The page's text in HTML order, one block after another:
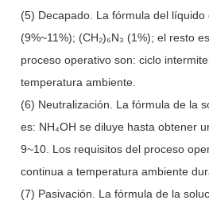
(5) Decapado. La fórmula del
(9%~11%); (CH₂)₆N₃ (1%); el resto
proceso operativo son: ciclo
temperatura ambiente.
(6) Neutralización. La fórmula de la
es: NH₄OH se diluye hasta obtener
9~10. Los requisitos del proceso
continua a temperatura ambiente
(7) Pasivación. La fórmula de la